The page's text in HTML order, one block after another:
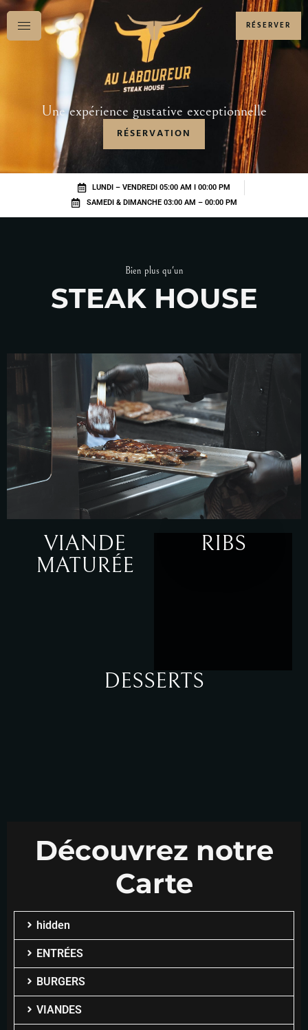
RÉSERVER
Une expérience gustative exceptionnelle
RÉSERVATION
LUNDI – VENDREDI 05:00 AM I 00:00 PM
SAMEDI & DIMANCHE 03:00 AM – 00:00 PM
Bien plus qu'un
STEAK HOUSE
VIANDE
MATURÉE
RIBS
DESSERTS
Découvrez notre
Carte
hidden
ENTRÉES
BURGERS
VIANDES